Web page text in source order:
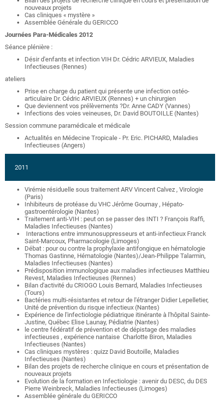
nouveaux projets
Cas cliniques « mystère »
Assemblée Générale du GERICCO
Journées Para-Médicales 2012
Séance plénière :
Désir d'enfants et infection VIH Dr. Cédric ARVIEUX, Maladies
Infectieuses (Rennes)
ateliers
Prise en charge du patient qui présente une infection ostéo-
articulaire Dr. Cédric ARVIEUX (Rennes) + un chirurgien
Que deviennent vos prélèvements ?Dr. Anne CADY (Vannes)
Infections des voies veineuses, Dr. David BOUTOILLE (Nantes)
Session commune paramédicale et médicale
Actualités en Médecine Tropicale - Pr. Eric. PICHARD, Maladies
Infectieuses (Angers)
2011
Virémie résiduelle sous traitement ARV Vincent Calvez , Virologie
(Paris)
Inhibiteurs de protéase du VHC Jérôme Gournay , Hépato-
gastroentérologie (Nantes)
Traitement anti-VIH : peut on se passer des INTI ? François Raffi,
Maladies Infectieuses (Nantes)
Interactions entre immunosuppresseurs et anti-infectieux Franck
Saint-Marcoux, Pharmacologie (Limoges)
Débat : pour ou contre la prophylaxie antifongique en hématologie
Thomas Gastinne, Hématologie (Nantes)/Jean-Philippe Talarmin,
Maladies Infectieuses (Nantes)
Prédisposition immunologique aux maladies infectieuses Matthieu
Revest, Maladies Infectieuses (Rennes)
Bilan d'activité du CRIOGO Louis Bernard, Maladies Infectieuses
(Tours)
Bactéries multi-résistantes et retour de l'étranger Didier Lepelletier,
Unité de prévention du risque infectieux (Nantes)
Expérience de l'infectiologie pédiatrique itinérante à l'hôpital Sainte-
Justine, Québec Elise Launay, Pédiatrie (Nantes)
le centre fédératif de prévention et de dépistage des maladies
infectieuses , expérience nantaise Charlotte Biron, Maladies
Infectieuses (Nantes)
Cas cliniques mystères : quizz David Boutoille, Maladies
Infectieuses (Nantes)
Bilan des projets de recherche clinique en cours et présentation de
nouveaux projets
Evolution de la formation en Infectiologie : avenir du DESC, du DES
Pierre Weinbreck, Maladies Infectieuses (Limoges)
Assemblée générale du GERICCO